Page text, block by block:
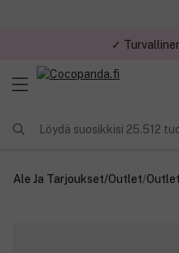
✓
Löydä suosikkisi 25.512
Ale Ja Tarjoukset/Outlet/